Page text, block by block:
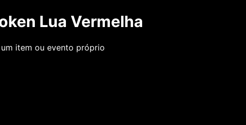
Lua Vermelha
item ou evento próprio